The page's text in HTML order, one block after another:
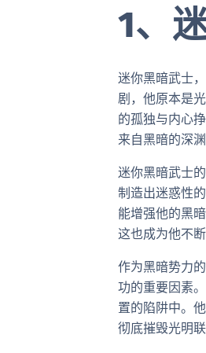
1、
迷你黑暗武士
剧，他原本是
的孤独与内心
来自黑暗的深
迷你黑暗武士
制造出迷惑性
能增强他的黑
这也成为他不
作为黑暗势力
功的重要因素
置的陷阱中。
彻底摧毁光明联